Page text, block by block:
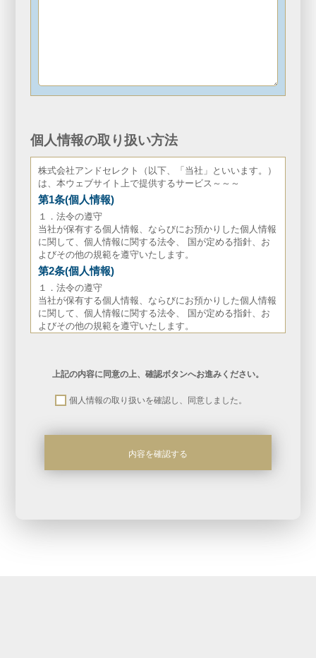
個人情報の取り扱い方法
株式会社アンドセレクト（以下、「当社」といいます。）
は、本ウェブサイト上で提供するサービス～～～
第1条(個人情報)
１．法令の遵守
当社が保有する個人情報、ならびにお預かりした個人情報
に関して、個人情報に関する法令、 国が定める指針、お
よびその他の規範を遵守いたします。
第2条(個人情報)
１．法令の遵守
当社が保有する個人情報、ならびにお預かりした個人情報
に関して、個人情報に関する法令、 国が定める指針、お
よびその他の規範を遵守いたします。
よびその他の規範を遵守いたします。
当社が保有する個人情報、ならびにお預かりした個人情報
当社が保有する個人情報、ならびにお預かりした個人情報
上記の内容に同意の上、確認ボタンへお進みください。
個人情報の取り扱いを確認し、同意しました。